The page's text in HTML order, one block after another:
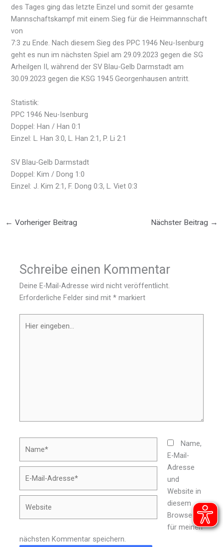
des Tages ging das letzte Einzel und somit der gesamte
Mannschaftskampf mit einem Sieg für die Heimmannschaft
von
7:3 zu Ende. Nach diesem Sieg des PPC 1946 Neu-Isenburg
geht es nun im nächsten Spiel am 29.09.2023 gegen die SG
Arheilgen II, während der SV Blau-Gelb Darmstadt am
30.09.2023 gegen die KSG 1945 Georgenhausen antritt.
Statistik:
PPC 1946 Neu-Isenburg
Doppel: Han / Han 0:1
Einzel: L. Han 3:0, L. Han 2:1, P. Li 2:1
SV Blau-Gelb Darmstadt
Doppel: Kim / Dong 1:0
Einzel: J. Kim 2:1, F. Dong 0:3, L. Viet 0:3
← Vorheriger Beitrag Nächster Beitrag →
Schreibe einen Kommentar
Deine E-Mail-Adresse wird nicht veröffentlicht.
Erforderliche Felder sind mit* markiert
eingeben…
Mail-
Adresse*
Name,
E-Mail-
Adresse
und
Website in
diesem
Browser
für meinen
nächsten Kommentar speichern.